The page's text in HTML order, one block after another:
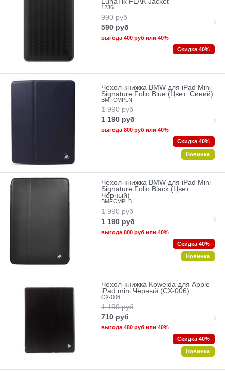
1236
990 руб
590 руб
выгода 400 рубили 40%
Скидка 40%
Чехол-книжка BMW для iPad Mini
Signature Folio Blue (Цвет: Синий)
BMFCMPLN
1 990 руб
1 190 руб
выгода 800 рубили 40%
Скидка 40%
Новинка
Чехол-книжка BMW для iPad Mini
Signature Folio Black (Цвет:
Чёрный)
BMFCMPLB
1 990 руб
1 190 руб
выгода 800 рубили 40%
Скидка 40%
Новинка
Чехол-книжка Koweida для Apple
iPad mini Чёрный (CX-006)
CX-006
1 190 руб
710 руб
выгода 480 рубили 40%
Скидка 40%
Новинка